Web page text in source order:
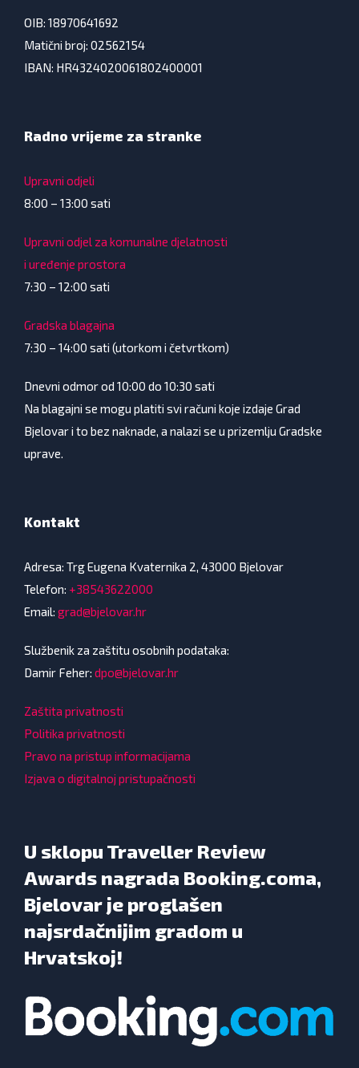
OIB: 18970641692
Matični broj: 02562154
IBAN: HR4324020061802400001
Radno vrijeme za stranke
Upravni odjeli
8:00 – 13:00 sati
Upravni odjel za komunalne djelatnosti
i uređenje prostora
7:30 – 12:00 sati
Gradska blagajna
7:30 – 14:00 sati (utorkom i četvrtkom)
Dnevni odmor od 10:00 do 10:30 sati
Na blagajni se mogu platiti svi računi koje izdaje Grad
Bjelovar i to bez naknade, a nalazi se u prizemlju Gradske
uprave.
Kontakt
Adresa: Trg Eugena Kvaternika 2, 43000 Bjelovar
Telefon: +38543622000
Email: grad@bjelovar.hr
Službenik za zaštitu osobnih podataka:
Damir Feher: dpo@bjelovar.hr
Zaštita privatnosti
Politika privatnosti
Pravo na pristup informacijama
Izjava o digitalnoj pristupačnosti
U sklopu Traveller Review
Awards nagrada Booking.coma,
Bjelovar je proglašen
najsrdačnijim gradom u
Hrvatskoj!